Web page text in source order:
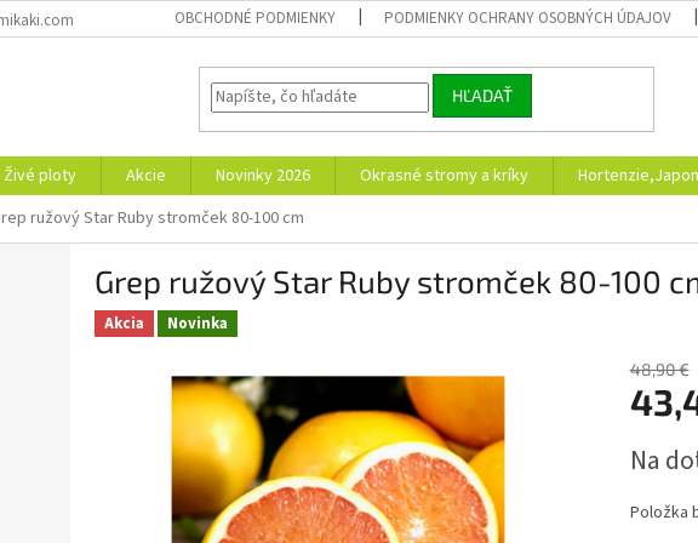
OBCHODNÉ PODMIENKY PODMIENKY OCHRANY OSOBNÝCH ÚDAJOV
HĽADAŤ
Živé ploty Akcie Novinky 2026 Okrasné stromy a kríky
ružový Star Ruby stromček 80-100 cm
Grep ružový Star Ruby stromček 80-100
Akcia Novinka
48,90 €
cena:
Na
Položka